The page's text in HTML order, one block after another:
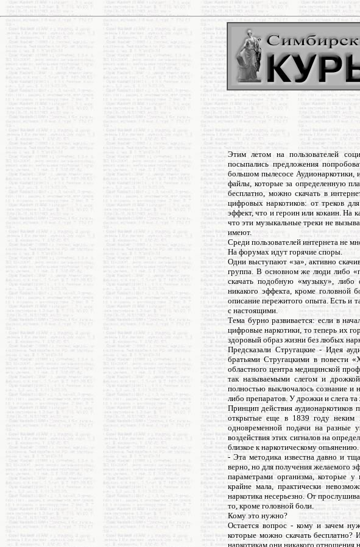
Этим летом на пользователей
посыпались предложения
большом пылесосе Аудионаркотики,
файлы, которые за определенную
бесплатно, можно скачать в
цифровых наркотиков: от треков
эффект, что и героин или кокаин. На
что эти музыкальные треки не
имеют.
Среди пользователей интернета не
На форумах идут горячие споры.
Одни выступают «за», активно
группа. В основном же люди либо
скачать подобную «музыку», либо
никакого эффекта, кроме
описание пережитого опыта. Есть и
с настоящими.
Тема бурно развивается: если в
цифровые наркотики, то теперь их
здоровый образ жизни без любых
Предсказали Стругацкие - Идея
братьями Стругацкими в повести
областного центра медицинской
так называемыми слегом и
полностью выключалось сознание и
либо препаратов. У дрожки и слега
Принцип действия
открытые еще в 1839 году неким
одновременной подачи на разные
воздействия этих сигналов на
близкое к наркотическому опьянению.
- Эта методика известна давно и
верно, но для получения желаемого
параметрами организма, которые у
крайне мала, практически
наркотика несерьезно. От
то, кроме головной боли.
Кому это нужно?
Остается вопрос - кому и зачем
которые можно скачать бесплатно?
наркотикам они никакого отношения